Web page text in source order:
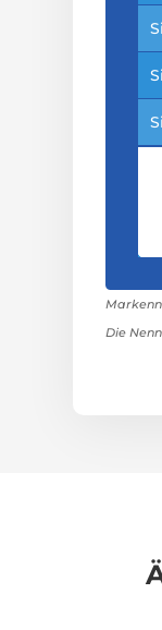
Die